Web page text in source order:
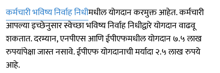
कर्मचारी भविष्य निर्वाह निधीमधील योगदान करमुक्त आहेत. कर्मचारी
आपल्या इच्छेनुसार स्वेच्छा भविष्य निर्वाह निधीद्वारे योगदान वाढवू
शकतात. दरम्यान, एनपीएस आणि ईपीएफमधील योगदान ७.५ लाख
रुपयांपेक्षा जास्त नसावे. ईपीएफ योगदानाची मर्यादा २.५ लाख रुपये
आहे.